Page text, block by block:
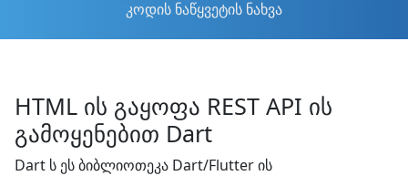
კოდის ნაწყვეტის ნახვა
HTML ის გაყოფა REST API ის
გამოყენებით Dart
Dart ს ეს ბიბლიოთეკა Dart/Flutter ის